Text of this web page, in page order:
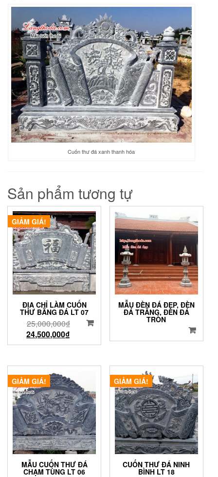
Cuốn thư đá xanh thanh hóa
Sản phẩm tương tự
GIẢM GIÁ!
ĐỊA CHỈ LÀM CUỐN
THƯ BẰNG ĐÁ LT 07
25,000,000₫
24,500,000₫
MẪU ĐÈN ĐÁ ĐẸP, ĐÈN
ĐÁ TRẮNG, ĐÈN ĐÁ
TRÒN
GIẢM GIÁ!
MẪU CUỐN THƯ ĐÁ
CHẠM TÙNG LT 06
GIẢM GIÁ!
CUỐN THƯ ĐÁ NINH
BÌNH LT 18